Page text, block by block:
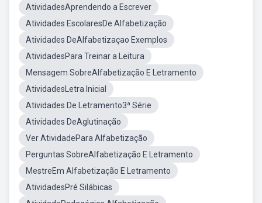
AtividadesAprendendo a Escrever
Atividades EscolaresDe Alfabetização
Atividades DeAlfabetizaçao Exemplos
AtividadesPara Treinar a Leitura
Mensagem SobreAlfabetização E Letramento
AtividadesLetra Inicial
Atividades De Letramento3ª Série
Atividades DeAglutinação
Ver AtividadePara Alfabetização
Perguntas SobreAlfabetização E Letramento
MestreEm Alfabetização E Letramento
AtividadesPré Silábicas